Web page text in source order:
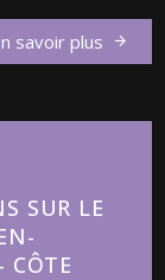
savoir plus
SUR LE
CÔTE